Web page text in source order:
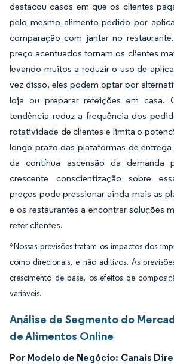
destacou casos em que os clientes
pelo mesmo alimento pedido por
comparação com jantar no
preço acentuados tornam os clientes
levando muitos a reduzir o uso de
vez disso, eles podem optar por
loja ou preparar refeições em casa.
tendência reduz a frequência dos
rotatividade de clientes e limita o
longo prazo das plataformas de
da contínua ascensão da demanda
crescente conscientização sobre
preços pode pressionar ainda mais as
e os restaurantes a encontrar soluções
reter clientes.
*Nossas previsões tratam os impactos dos
como direcionais, e não aditivos. As
crescimento de base, os efeitos de
variáveis.
Análise de Segmento do
de Alimentos Online
Por Modelo de Negócio: Canais